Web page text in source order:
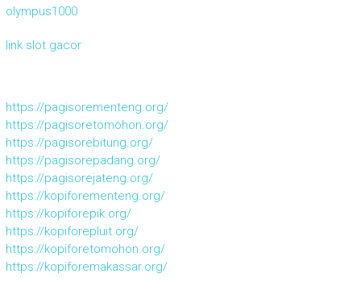
olympus1000
link slot gacor
https://pagisorementeng.org/
https://pagisoretomohon.org/
https://pagisorebitung.org/
https://pagisorepadang.org/
https://pagisorejateng.org/
https://kopiforementeng.org/
https://kopiforepik.org/
https://kopiforepluit.org/
https://kopiforetomohon.org/
https://kopiforemakassar.org/